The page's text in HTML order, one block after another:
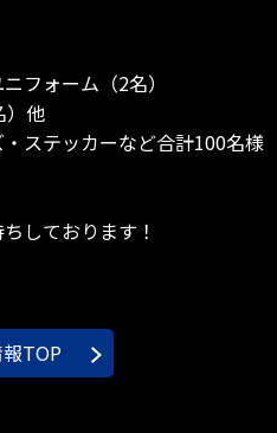
フォーム（2名）
）他
ステッカーなど合計100名様
しております！
TOP